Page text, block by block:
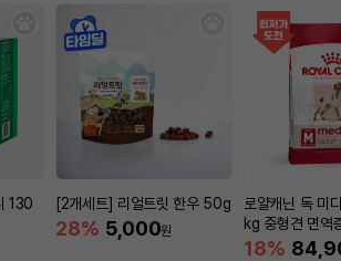
130
[2개세트] 리얼트릿 한우 50g
28% 5,000원
로얄캐닌 독 미
kg 중형견 면역
18%